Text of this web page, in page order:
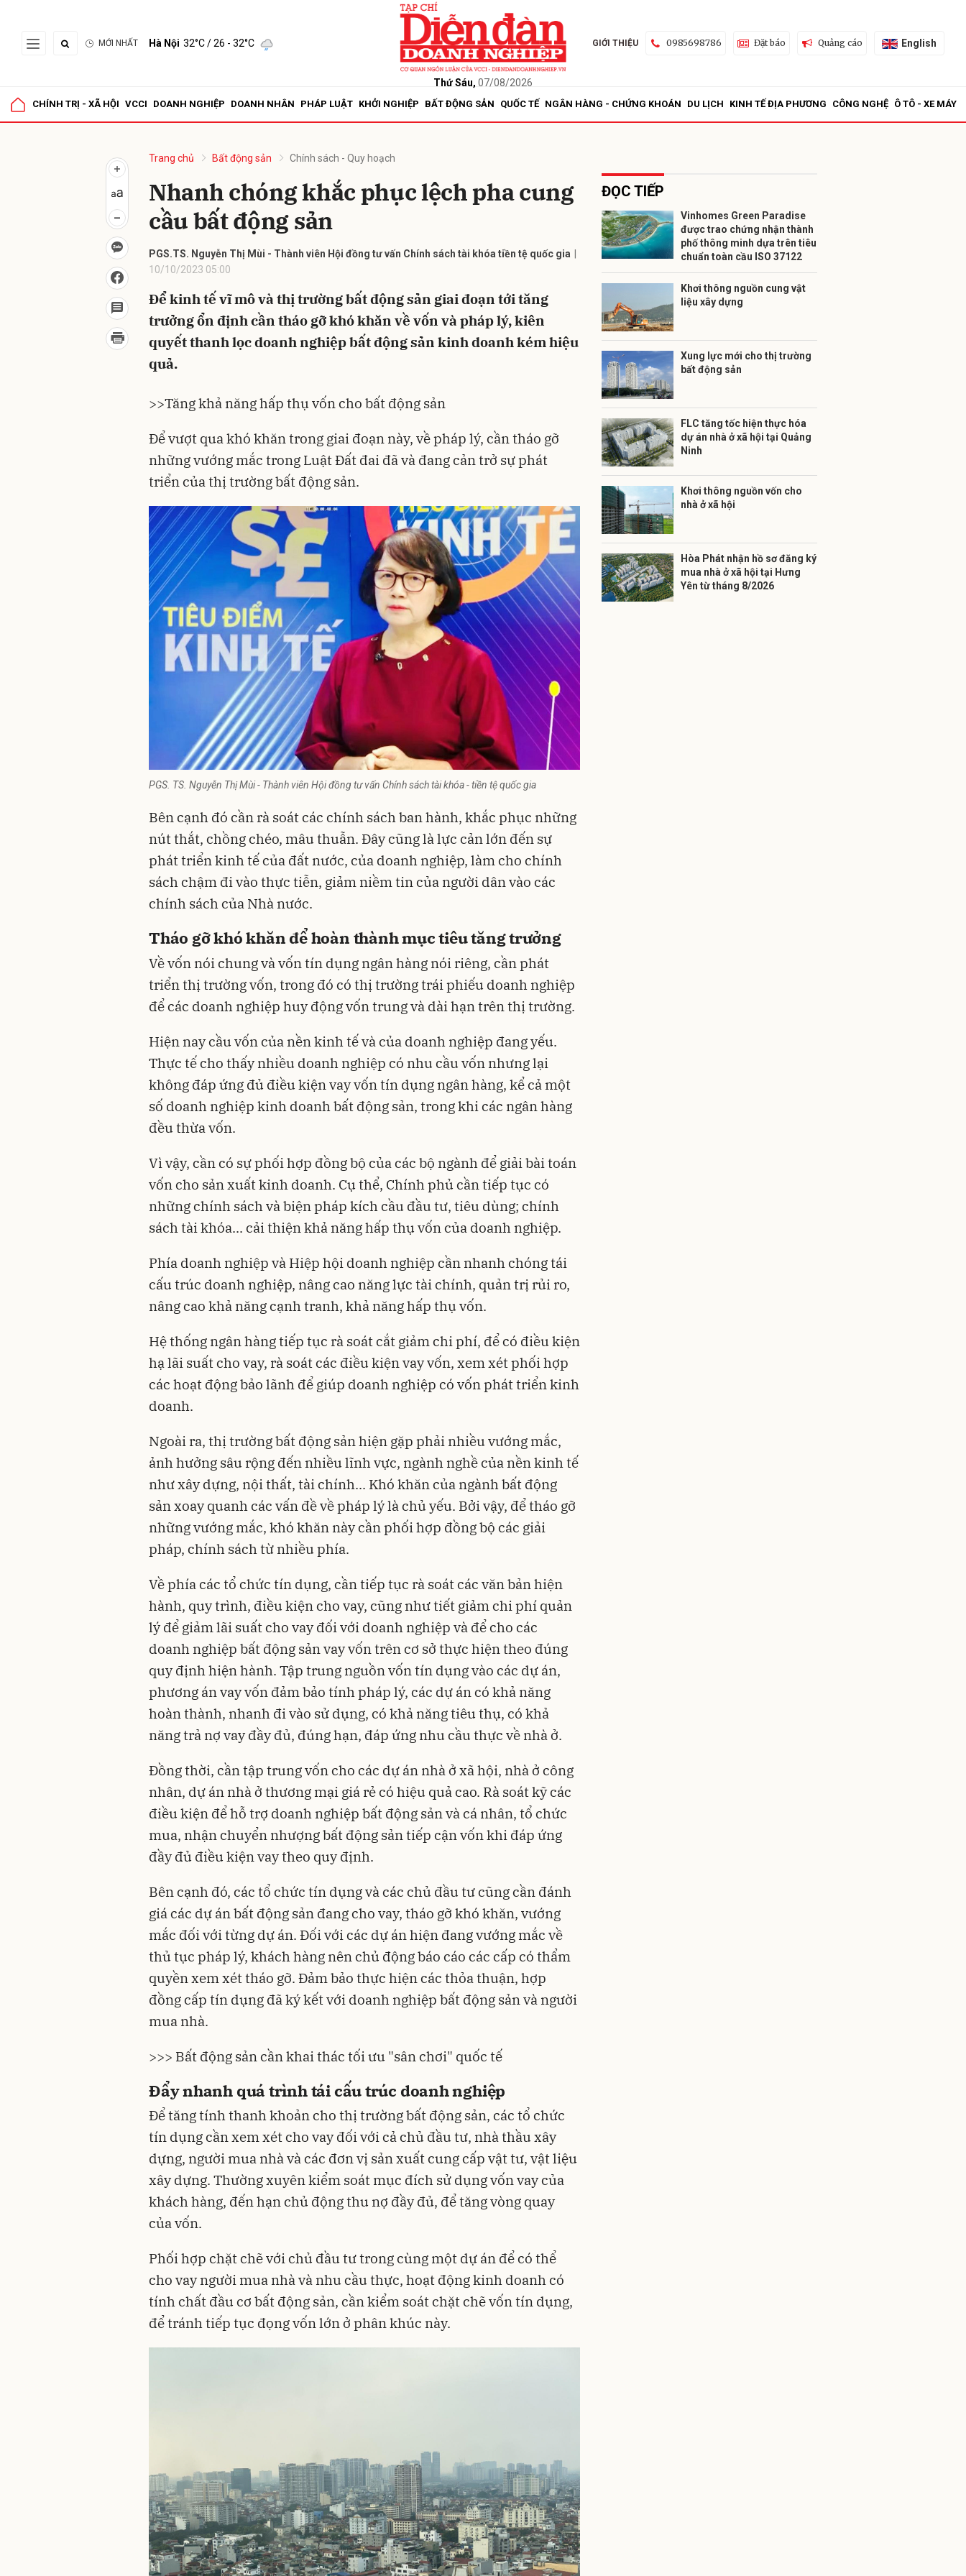
MỚI NHẤT Hà Nội 32°C/ 26 - 32°C
Thứ Sáu, 07/08/2026
GIỚI THIỆU 0985698786 Đặt báo Quảng cáo English
CHÍNH TRỊ - XÃ HỘI VCCI DOANH NGHIỆP DOANH NHÂN PHÁP LUẬT KHỞI NGHIỆP BẤT ĐỘNG SẢN QUỐC TẾ NGÂN HÀNG - CHỨNG KHOÁN DU LỊCH KINH TẾ ĐỊA PHƯƠNG CÔNG NGHỆ Ô TÔ - XE MÁY
Trang chủ Bất động sản Chính sách - Quy hoạch
Nhanh chóng khắc phục lệch pha cung
cầu bất động sản
PGS.TS. Nguyễn Thị Mùi - Thành viên Hội đồng tư vấn Chính sách tài khóa tiền tệ quốc gia
10/10/2023 05:00
Để kinh tế vĩ mô và thị trường bất động sản giai đoạn tới tăng
trưởng ổn định cần tháo gỡ khó khăn về vốn và pháp lý, kiên
quyết thanh lọc doanh nghiệp bất động sản kinh doanh kém hiệu
quả.
>>Tăng khả năng hấp thụ vốn cho bất động sản
Để vượt qua khó khăn trong giai đoạn này, về pháp lý, cần tháo gỡ
những vướng mắc trong Luật Đất đai đã và đang cản trở sự phát
triển của thị trường bất động sản.
PGS. TS. Nguyễn Thị Mùi - Thành viên Hội đồng tư vấn Chính sách tài khóa - tiền tệ quốc gia
Bên cạnh đó cần rà soát các chính sách ban hành, khắc phục những
nút thắt, chồng chéo, mâu thuẫn. Đây cũng là lực cản lớn đến sự
phát triển kinh tế của đất nước, của doanh nghiệp, làm cho chính
sách chậm đi vào thực tiễn, giảm niềm tin của người dân vào các
chính sách của Nhà nước.
Tháo gỡ khó khăn để hoàn thành mục tiêu tăng trưởng
Về vốn nói chung và vốn tín dụng ngân hàng nói riêng, cần phát
triển thị trường vốn, trong đó có thị trường trái phiếu doanh nghiệp
để các doanh nghiệp huy động vốn trung và dài hạn trên thị trường.
Hiện nay cầu vốn của nền kinh tế và của doanh nghiệp đang yếu.
Thực tế cho thấy nhiều doanh nghiệp có nhu cầu vốn nhưng lại
không đáp ứng đủ điều kiện vay vốn tín dụng ngân hàng, kể cả một
số doanh nghiệp kinh doanh bất động sản, trong khi các ngân hàng
đều thừa vốn.
Vì vậy, cần có sự phối hợp đồng bộ của các bộ ngành để giải bài toán
vốn cho sản xuất kinh doanh. Cụ thể, Chính phủ cần tiếp tục có
những chính sách và biện pháp kích cầu đầu tư, tiêu dùng; chính
sách tài khóa... cải thiện khả năng hấp thụ vốn của doanh nghiệp.
Phía doanh nghiệp và Hiệp hội doanh nghiệp cần nhanh chóng tái
cấu trúc doanh nghiệp, nâng cao năng lực tài chính, quản trị rủi ro,
nâng cao khả năng cạnh tranh, khả năng hấp thụ vốn.
Hệ thống ngân hàng tiếp tục rà soát cắt giảm chi phí, để có điều kiện
hạ lãi suất cho vay, rà soát các điều kiện vay vốn, xem xét phối hợp
các hoạt động bảo lãnh để giúp doanh nghiệp có vốn phát triển kinh
doanh.
Ngoài ra, thị trường bất động sản hiện gặp phải nhiều vướng mắc,
ảnh hưởng sâu rộng đến nhiều lĩnh vực, ngành nghề của nền kinh tế
như xây dựng, nội thất, tài chính... Khó khăn của ngành bất động
sản xoay quanh các vấn đề về pháp lý là chủ yếu. Bởi vậy, để tháo gỡ
những vướng mắc, khó khăn này cần phối hợp đồng bộ các giải
pháp, chính sách từ nhiều phía.
Về phía các tổ chức tín dụng, cần tiếp tục rà soát các văn bản hiện
hành, quy trình, điều kiện cho vay, cũng như tiết giảm chi phí quản
lý để giảm lãi suất cho vay đối với doanh nghiệp và để cho các
doanh nghiệp bất động sản vay vốn trên cơ sở thực hiện theo đúng
quy định hiện hành. Tập trung nguồn vốn tín dụng vào các dự án,
phương án vay vốn đảm bảo tính pháp lý, các dự án có khả năng
hoàn thành, nhanh đi vào sử dụng, có khả năng tiêu thụ, có khả
năng trả nợ vay đầy đủ, đúng hạn, đáp ứng nhu cầu thực về nhà ở.
Đồng thời, cần tập trung vốn cho các dự án nhà ở xã hội, nhà ở công
nhân, dự án nhà ở thương mại giá rẻ có hiệu quả cao. Rà soát kỹ các
điều kiện để hỗ trợ doanh nghiệp bất động sản và cá nhân, tổ chức
mua, nhận chuyển nhượng bất động sản tiếp cận vốn khi đáp ứng
đầy đủ điều kiện vay theo quy định.
Bên cạnh đó, các tổ chức tín dụng và các chủ đầu tư cũng cần đánh
giá các dự án bất động sản đang cho vay, tháo gỡ khó khăn, vướng
mắc đối với từng dự án. Đối với các dự án hiện đang vướng mắc về
thủ tục pháp lý, khách hàng nên chủ động báo cáo các cấp có thẩm
quyền xem xét tháo gỡ. Đảm bảo thực hiện các thỏa thuận, hợp
đồng cấp tín dụng đã ký kết với doanh nghiệp bất động sản và người
mua nhà.
>>> Bất động sản cần khai thác tối ưu "sân chơi" quốc tế
Đẩy nhanh quá trình tái cấu trúc doanh nghiệp
Để tăng tính thanh khoản cho thị trường bất động sản, các tổ chức
tín dụng cần xem xét cho vay đối với cả chủ đầu tư, nhà thầu xây
dựng, người mua nhà và các đơn vị sản xuất cung cấp vật tư, vật liệu
xây dựng. Thường xuyên kiểm soát mục đích sử dụng vốn vay của
khách hàng, đến hạn chủ động thu nợ đầy đủ, để tăng vòng quay
của vốn.
Phối hợp chặt chẽ với chủ đầu tư trong cùng một dự án để có thể
cho vay người mua nhà và nhu cầu thực, hoạt động kinh doanh có
tính chất đầu cơ bất động sản, cần kiểm soát chặt chẽ vốn tín dụng,
để tránh tiếp tục đọng vốn lớn ở phân khúc này.
ĐỌC TIẾP
Vinhomes Green Paradise
được trao chứng nhận thành
phố thông minh dựa trên tiêu
chuẩn toàn cầu ISO 37122
Khơi thông nguồn cung vật
liệu xây dựng
Xung lực mới cho thị trường
bất động sản
FLC tăng tốc hiện thực hóa
dự án nhà ở xã hội tại Quảng
Ninh
Khơi thông nguồn vốn cho
nhà ở xã hội
Hòa Phát nhận hồ sơ đăng ký
mua nhà ở xã hội tại Hưng
Yên từ tháng 8/2026
Gửi